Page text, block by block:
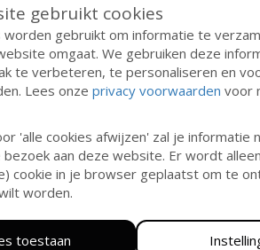
Achternaam*
mailadres*
Ja, ik wil de nieuwsbrief ontvangen
gebruikt cookies
worden gebruikt om informatie te
omgaat. We gebruiken deze
te verbeteren, te personaliseren en
Lees onze privacy voorwaarden voor
'alle cookies afwijzen' zal je informatie
aan deze website. Er wordt
cookie in je browser geplaatst om te
worden.
toestaan